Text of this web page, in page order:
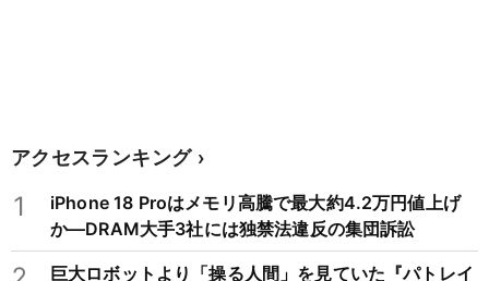
アクセスランキング
1
iPhone 18 Proはメモリ高騰で最大約4.2万円値上げ
か―DRAM大手3社には独禁法違反の集団訴訟
巨大ロボットより「操る人間」を見ていた『パトレイ